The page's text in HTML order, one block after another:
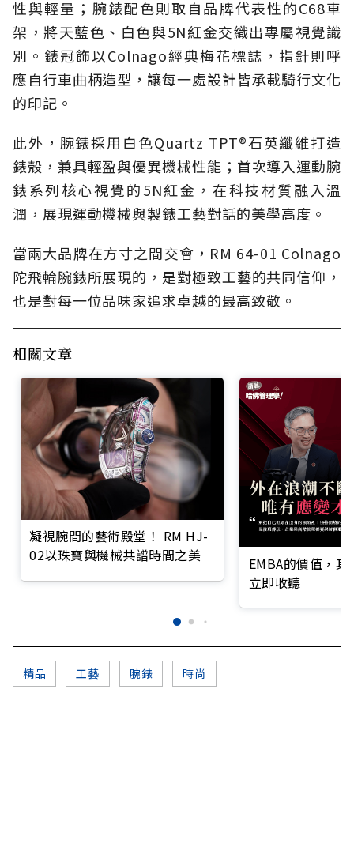
性與輕量；腕錶配色則取自品牌代表性的C68車
架，將天藍色、白色與5N紅金交織出專屬視覺識
別。錶冠飾以Colnago經典梅花標誌，指針則呼
應自行車曲柄造型，讓每一處設計皆承載騎行文化
的印記。
此外，腕錶採用白色Quartz TPT®石英纖維打造
錶殼，兼具輕盈與優異機械性能；首次導入運動腕
錶系列核心視覺的5N紅金，在科技材質融入溫
潤，展現運動機械與製錶工藝對話的美學高度。
當兩大品牌在方寸之間交會，RM 64-01 Colnago
陀飛輪腕錶所展現的，是對極致工藝的共同信仰，
也是對每一位品味家追求卓越的最高致敬。
相關文章
凝視腕間的藝術殿堂！ RM HJ-
02以珠寶與機械共譜時間之美
EMBA的價值，
立即收聽
精品 工藝 腕錶 時尚